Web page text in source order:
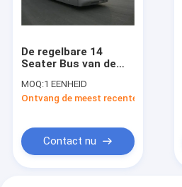
De regelbare 14
Seater Bus van de
de Lage van het het
Staallichaam van de
MOQ:1 EENHEID
Ontvang de meest recente Prijs
Contact nu